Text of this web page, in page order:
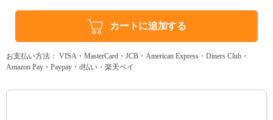
カートに追加する
お支払い方法： VISA・MasterCard・JCB・American Express・Diners Club・
Amazon Pay・Paypay・d払い・楽天ペイ